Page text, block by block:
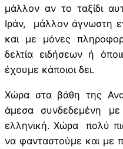
μάλλον αν το ταξίδι
Ιράν, μάλλον άγνωστη
και με μόνες
δελτία ειδήσεων ή
έχουμε κάποιοι δει.
Χώρα στα βάθη της
άμεσα συνδεδεμένη
ελληνική. Χώρα πολύ
να φανταστούμε και με